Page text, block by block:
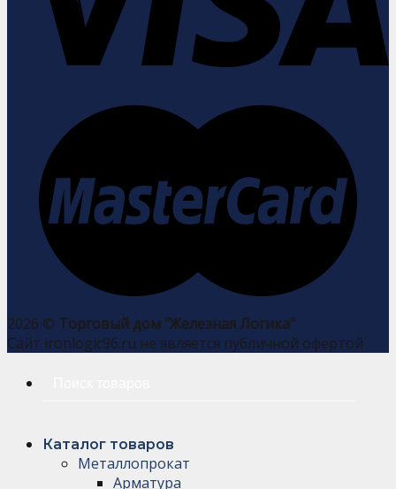
2026 © Торговый дом "Железная Логика"
Сайт ironlogic96.ru не является публичной офертой
Каталог товаров
Металлопрокат
Арматура